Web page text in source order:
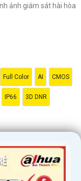
gốc xuất xứ của sản
ảnh giám sát hài hòa
Full Color AI CMOS
IP66 3D DNR